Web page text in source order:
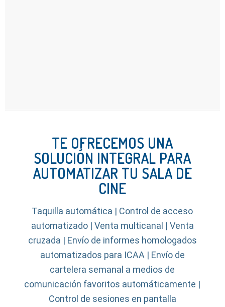
TE OFRECEMOS UNA
SOLUCIÓN INTEGRAL PARA
AUTOMATIZAR TU SALA DE
CINE
Taquilla automática | Control de acceso
automatizado | Venta multicanal | Venta
cruzada | Envío de informes homologados
automatizados para ICAA | Envío de
cartelera semanal a medios de
comunicación favoritos automáticamente |
Control de sesiones en pantalla